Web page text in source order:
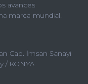
avances
marca mundial.
Cad. İmsan Sanayi
/ KONYA